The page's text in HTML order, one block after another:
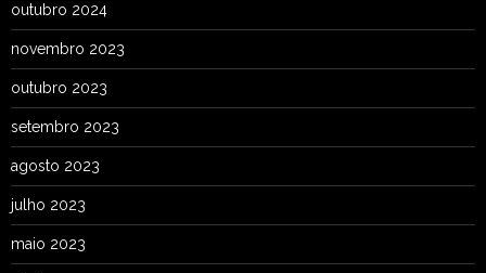
outubro 2024
novembro 2023
outubro 2023
setembro 2023
agosto 2023
julho 2023
maio 2023